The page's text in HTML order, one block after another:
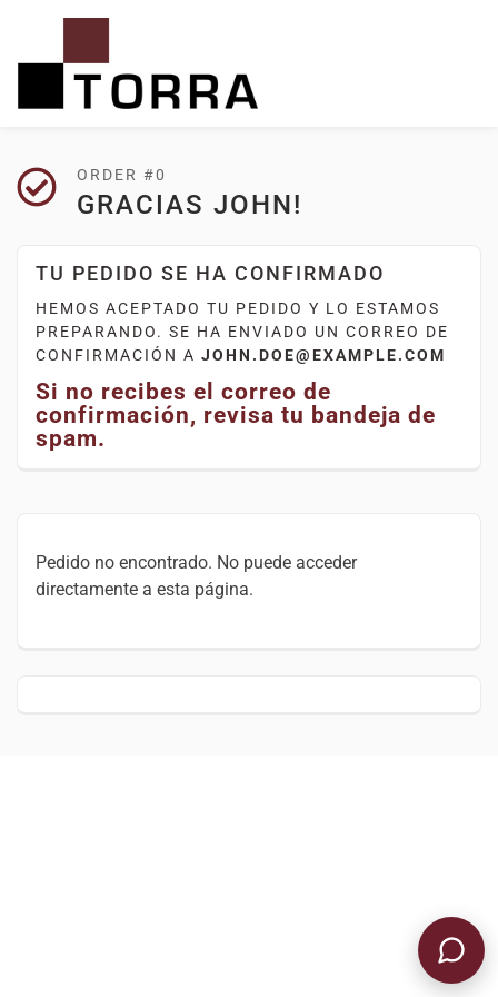
ORDER #0
GRACIAS JOHN!
TU PEDIDO SE HA CONFIRMADO
HEMOS ACEPTADO TU PEDIDO Y LO ESTAMOS
PREPARANDO. SE HA ENVIADO UN CORREO DE
CONFIRMACIÓN A JOHN.DOE@EXAMPLE.COM
Si no recibes el correo de
confirmación, revisa tu bandeja de
spam.
Pedido no encontrado. No puede acceder
directamente a esta página.